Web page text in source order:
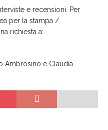
e recensioni. Per
per la stampa /
richiesta a:
Ambrosino e Claudia